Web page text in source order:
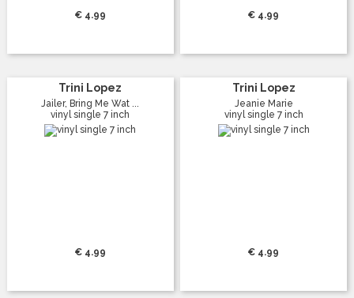
€ 4.99 € 4.99
Trini Lopez
Jailer, Bring Me Wat ...
vinyl single 7 inch
€ 4.99
Trini Lopez
Jeanie Marie
vinyl single 7 inch
€ 4.99